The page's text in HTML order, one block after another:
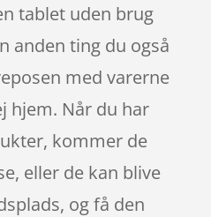
tablet uden brug
anden ting du også
med varerne
hjem. Når du har
kommer de
eller de kan blive
og få den